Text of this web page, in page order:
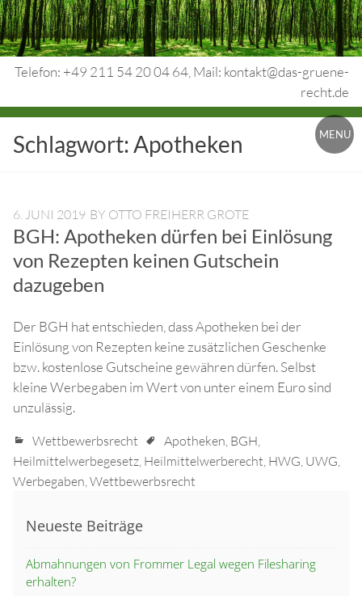
Skip
to
content
Telefon: +49 211 54 20 04 64, Mail: kontakt@das-gruene-
recht.de
Urheberrecht.
Medienrecht.
Rechtsschutz.
MENU
Schlagwort:Apotheken
6. JUNI 2019 BY OTTO FREIHERR GROTE
BGH: Apotheken dürfen bei Einlösung
von Rezepten keinen Gutschein
dazugeben
Der BGH hat entschieden, dass Apotheken bei der
Einlösung von Rezepten keine zusätzlichen Geschenke
bzw. kostenlose Gutscheine gewähren dürfen. Selbst
kleine Werbegaben im Wert von unter einem Euro sind
unzulässig.
Wettbewerbsrecht Apotheken, BGH,
Heilmittelwerbegesetz, Heilmittelwerberecht, HWG, UWG,
Werbegaben,Wettbewerbsrecht
Neueste Beiträge
Abmahnungen von Frommer Legal wegen Filesharing
erhalten?